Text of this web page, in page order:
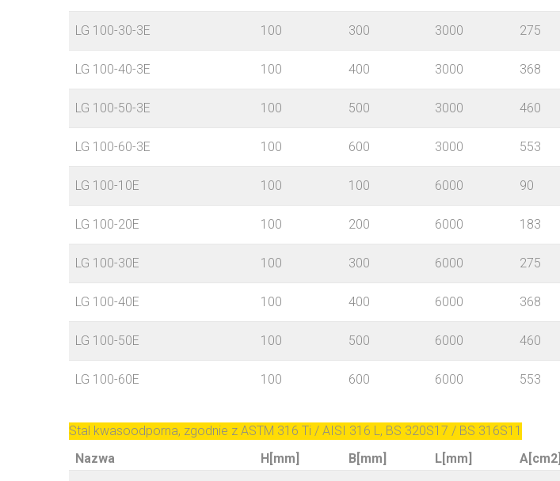
LG 100-30-3E 100 300 3000 275
LG 100-40-3E 100 400 3000 368
LG 100-50-3E 100 500 3000 460
LG 100-60-3E 100 600 3000 553
LG 100-10E 100 100 6000 90
LG 100-20E 100 200 6000 183
LG 100-30E 100 300 6000 275
LG 100-40E 100 400 6000 368
LG 100-50E 100 500 6000 460
LG 100-60E 100 600 6000 553
Stal kwasoodporna, zgodnie z ASTM 316 Ti / AISI 316 L, BS 320S17 / BS 316S11
Nazwa
H[mm] B[mm] L[mm] A[cm2]